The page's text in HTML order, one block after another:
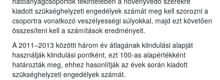
kiadott szükséghelyzeti engedélyek számát meg kell szorozni a
csoportra vonatkozó veszélyességi súlyokkal, majd ezt követően
összesíteni kell a számítások eredményeit.
A 2011–2013 közötti három év átlagának kiindulási alapját
használják kiindulási pontként, ezt 100-as alapértékként
határozták meg, ehhez hasonlítják az évek során kiadott
szükséghelyzeti engedélyek számát.